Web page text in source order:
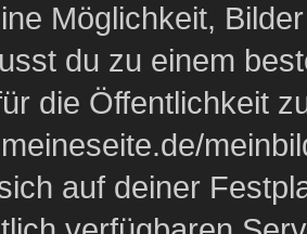
Möglichkeit,
du zu einem
die Öffentlichkeit
auf deiner